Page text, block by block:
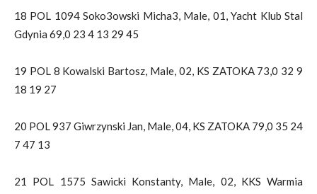
18 POL 1094 Soko3owski Micha3, Male, 01, Yacht Klub Stal
Gdynia 69,0 23 4 13 29 45
19 POL 8 Kowalski Bartosz, Male, 02, KS ZATOKA 73,0 32 9
18 19 27
20 POL 937 Giwrzynski Jan, Male, 04, KS ZATOKA 79,0 35 24
7 47 13
21 POL 1575 Sawicki Konstanty, Male, 02, KKS Warmia